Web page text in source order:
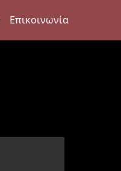
Επικοινωνία